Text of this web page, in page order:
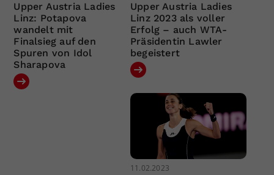
Upper Austria Ladies
Linz: Potapova
wandelt mit
Finalsieg auf den
Spuren von Idol
Sharapova
Upper Austria Ladies
Linz 2023 als voller
Erfolg – auch WTA-
Präsidentin Lawler
begeistert
11.02.2023